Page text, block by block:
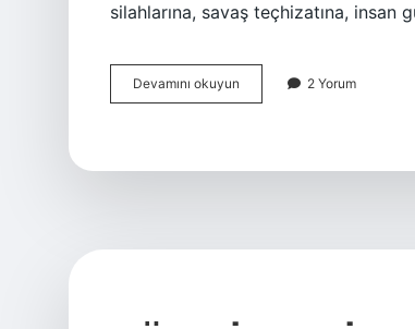
silahlarına, savaş teçhizatına, insan
Devamını okuyun
gemilerinde
2 Yorum